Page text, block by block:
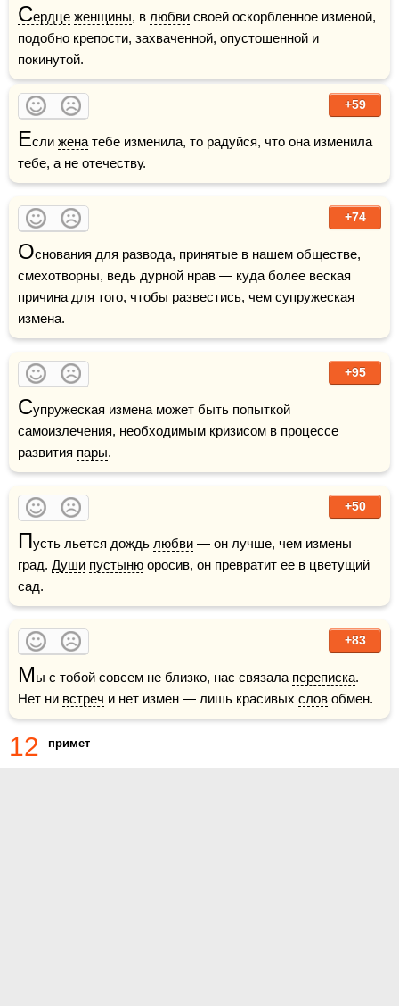
Сердце женщины, в любви своей оскорбленное изменой,
подобно крепости, захваченной, опустошенной и
покинутой.
+59
Если жена тебе изменила, то радуйся, что она изменила
тебе, а не отечеству.
+74
Основания для развода, принятые в нашем обществе,
смехотворны, ведь дурной нрав — куда более веская
причина для того, чтобы развестись, чем супружеская
измена.
+95
Супружеская измена может быть попыткой
самоизлечения, необходимым кризисом в процессе
развития пары.
+50
Пусть льется дождь любви — он лучше, чем измены
град. Души пустыню оросив, он превратит ее в цветущий
сад.
+83
Мы с тобой совсем не близко, нас связала переписка.
Нет ни встреч и нет измен — лишь красивых слов обмен.
12 примет